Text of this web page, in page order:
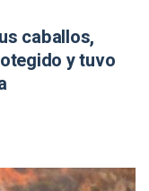
caballos,
y tuvo